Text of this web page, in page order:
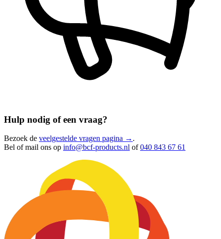
Hulp nodig of een vraag?
Bezoek de veelgestelde vragen pagina → .
Bel of mail ons op info@bcf-products.nl of040 843 67 61